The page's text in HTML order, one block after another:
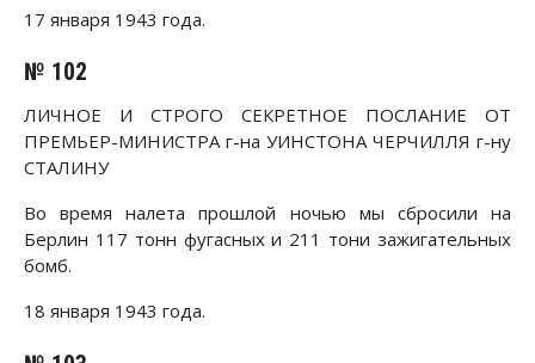
17 января 1943 года.
№ 102
ЛИЧНОЕ И СТРОГО СЕКРЕТНОЕ ПОСЛАНИЕ ОТ
ПРЕМЬЕР-МИНИСТРА г-на УИНСТОНА ЧЕРЧИЛЛЯ г-ну
СТАЛИНУ
Во время налета прошлой ночью мы сбросили на
Берлин 117 тонн фугасных и 211 тони зажигательных
бомб.
18 января 1943 года.